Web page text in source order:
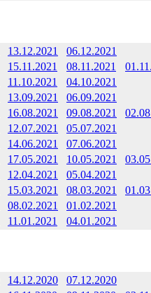
13.12.2021
06.12.2021
15.11.2021 08.11.2021
11.10.2021
04.10.2021
13.09.2021
06.09.2021
16.08.2021 09.08.2021
12.07.2021
05.07.2021
14.06.2021
07.06.2021
17.05.2021 10.05.2021
12.04.2021
05.04.2021
15.03.2021 08.03.2021
08.02.2021
01.02.2021
11.01.2021 04.01.2021
14.12.2020
07.12.2020